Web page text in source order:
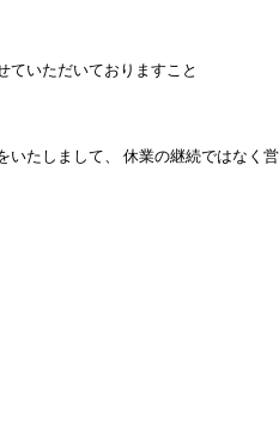
ていただいておりますこと
たしまして、 休業の継続ではなく